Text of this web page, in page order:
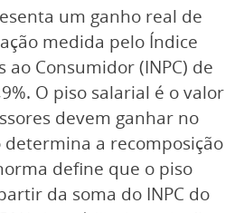
um ganho real de
medida pelo Índice
ao Consumidor (INPC) de
O piso salarial é o valor
devem ganhar no
determina a recomposição
define que o piso
da soma do INPC do